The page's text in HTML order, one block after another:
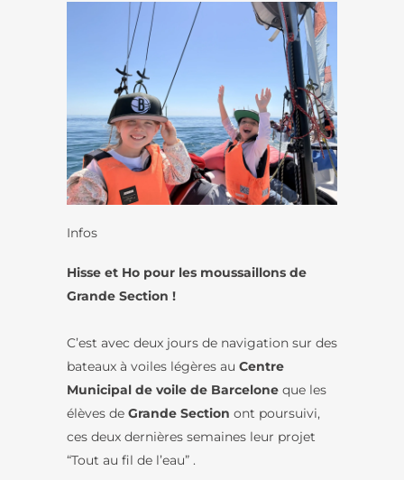
Infos
Hisse et Ho pour les moussaillons de
Grande Section !
C’est avec deux jours de navigation sur des
bateaux à voiles légères au Centre
Municipal de voile de Barcelone que les
élèves de Grande Section ont poursuivi,
ces deux dernières semaines leur projet
“Tout au fil de l’eau” .